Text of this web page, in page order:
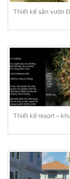
Thiết kế sân vườn
Thiết kế resort –